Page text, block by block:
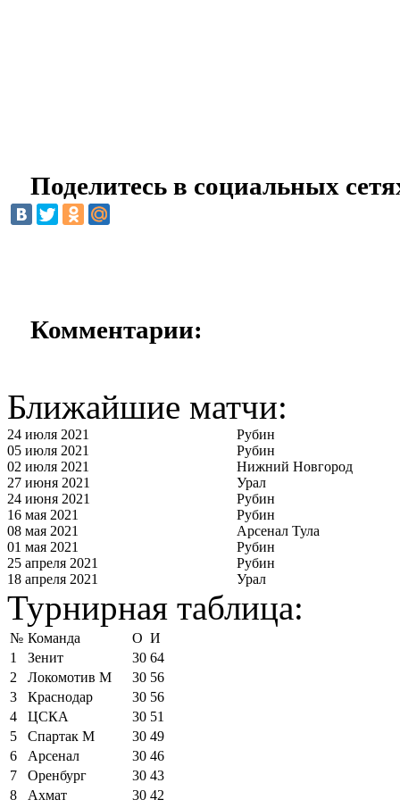
Поделитесь в социальных
Комментарии:
Ближайшие матчи:
24 июля 2021
Рубин
05 июля 2021
Рубин
02 июля 2021
Нижний Новгород
27 июня 2021
Урал
24 июня 2021
Рубин
16 мая 2021
Рубин
08 мая 2021
Арсенал Тула
01 мая 2021
Рубин
25 апреля 2021
Рубин
18 апреля 2021
Урал
Турнирная таблица:
№ Команда О И
1
Зенит 30 64
2
Локомотив М 30 56
3
Краснодар 30 56
4
ЦСКА 30 51
5
Спартак М 30 49
6
Арсенал 30 46
7
Оренбург 30 43
8
Ахмат 30 42